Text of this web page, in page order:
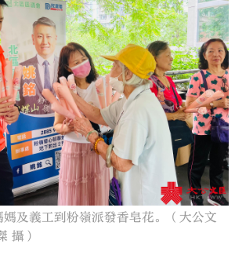
大公文匯
及義工到粉嶺派發香皂花。（大公文
攝）